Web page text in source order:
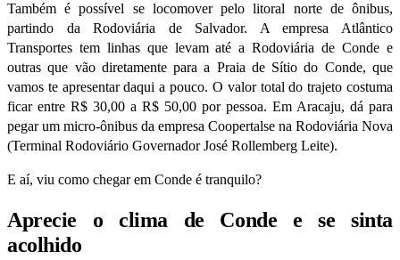
Também é possível se locomover pelo litoral norte de ônibus,
partindo da Rodoviária de Salvador. A empresa Atlântico
Transportes tem linhas que levam até a Rodoviária de Conde e
outras que vão diretamente para a Praia de Sítio do Conde, que
vamos te apresentar daqui a pouco. O valor total do trajeto costuma
ficar entre R$ 30,00 a R$ 50,00 por pessoa. Em Aracaju, dá para
pegar um micro-ônibus da empresa Coopertalse na Rodoviária Nova
(Terminal Rodoviário Governador José Rollemberg Leite).
E aí, viu como chegar em Conde é tranquilo?
Aprecie o clima de Conde e se sinta
acolhido